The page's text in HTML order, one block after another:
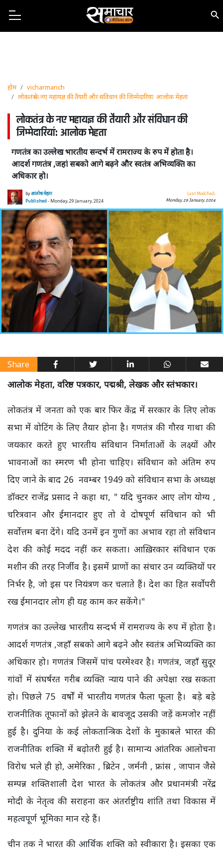
होम
vicharmanch
लोकतंत्र के नए महायज्ञ की तैयारी और संविधान की जिम्मेदारियां: आलोक मेहता
लोकतंत्र के नए महायज्ञ की तैयारी और संविधान की
जिम्मेदारियां: आलोक मेहता
गणतंत्र का उल्लेख भारतीय सन्दर्भ में रामराज्य के रुप में होता है।
आदर्श गणतंत्र ,जहां सबको आगे बढ़ने और स्वतंत्र अभिव्यक्ति का
अधिकार हो।
byआलोक मेहता
Published- Monday, 29 January, 2024
Last Modified:
Monday, 29 January, 2024
Share
आलोक मेहता, वरिष्ठ पत्रकार, पद्मश्री, लेखक और स्तंभकार।
लोकतंत्र में जनता को एक बार फिर केंद्र में सरकार के लिए लोक
सभा में वोटिंग के लिए तैयार होना है। गणतंत्र की गौरव गाथा की
जयकार करते हुए भारतीय संविधान निर्माताओं के लक्ष्यों और
भावनाओं का स्मरण भी होना चाहिए। संविधान को अंतिम रुप
दिए जाने के बाद 26 नवम्बर 1949 को संविधान सभा के अध्यक्ष
डॉक्टर राजेंद्र प्रसाद ने कहा था, " यदि चुनकर आए लोग योग्य ,
चरित्रवान और ईमानदार हुए तो वे दोषपूर्ण संविधान को भी
सर्वोत्तम बना देंगे। यदि उनमें इन गुणों का अभाव रहा तो संविधान
देश की कोई मदद नहीं कर सकता। आख़िरकार संविधान एक
मशीन की तरह निर्जीव है। इसमें प्राणों का संचार उन व्यक्तियों पर
निर्भर है, जो इस पर नियंत्रण कर चलाते हैं। देश का हित सर्वोपरी
रख ईमानदार लोग ही यह काम कर सकेंगे।"
गणतंत्र का उल्लेख भारतीय सन्दर्भ में रामराज्य के रुप में होता है।
आदर्श गणतंत्र ,जहाँ सबको आगे बढ़ने और स्वतंत्र अभिव्यक्ति का
अधिकार हो। गणतंत्र जिसमें पांच परमेश्वर है। गणतंत्र, जहाँ सुदूर
गांवों में संघर्षरत गरीब व्यक्ति न्याय पाने की अपेक्षा रख सकता
हो। पिछले 75 वर्षों में भारतीय गणतंत्र फैला फूला है। बड़े बड़े
राजनीतिक तूफानों को झेलने के बावजूद उसकी जड़ें कमजोर नहीं
हुई है। दुनिया के कई लोकतान्त्रिक देशों के मुकाबले भारत की
राजनीतिक शक्ति में बढ़ोतरी हुई है। सामान्य आंतरिक आलोचना
विरोध भले ही हो, अमेरिका , ब्रिटेन , जर्मनी , फ्रांस , जापान जैसे
सम्पन्न शक्तिशाली देश भारत के लोकतंत्र और प्रधानमंत्री नरेंद्र
मोदी के नेतृत्व की सराहना कर अंतर्राष्ट्रीय शांति तथा विकास में
महत्वपूर्ण भूमिका मान रहे हैं।
चीन तक ने भारत की आर्थिक शक्ति को स्वीकारा है। इसका एक